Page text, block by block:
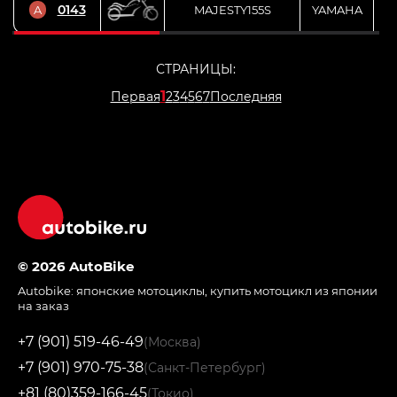
A 0143 MAJESTY155S YAMAHA
СТРАНИЦЫ:
Первая1234567Последняя
© 2026 AutoBike
Autobike: японские мотоциклы, купить мотоцикл из японии
на заказ
+7 (901) 519-46-49(Москва)
+7 (901) 970-75-38(Санкт-Петербург)
+81 (80)359-166-45(Токио)